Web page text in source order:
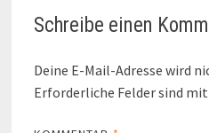
Schreibe einen
Deine E-Mail-Adresse wird
Erforderliche Felder sind mit